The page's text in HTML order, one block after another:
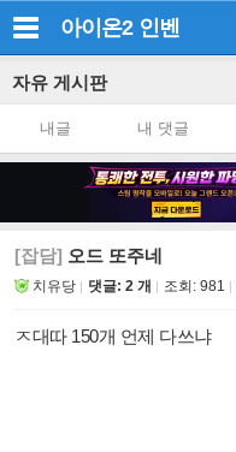
아이온2 인벤
자유 게시판
내글 내 댓글
[잡담] 오드 또주네
치유당 댓글: 2 개 조회: 981
ㅈ대따 150개 언제 다쓰냐